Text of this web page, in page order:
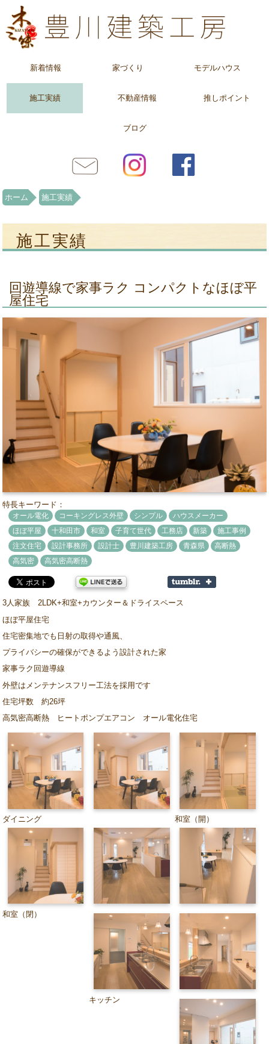
新着情報 家づくり モデルハウス
施工実績 不動産情報 推しポイント
ブログ
ホーム 施工実績
施工実績
回遊導線で家事ラク コンパクトなほぼ平
屋住宅
特長キーワード：
オール電化 コーキングレス外壁 シンプル ハウスメーカー
ほぼ平屋 十和田市 和室 子育て世代 工務店 新築 施工事例
注文住宅 設計事務所 設計士 豊川建築工房 青森県 高断熱
高気密 高気密高断熱
3人家族 2LDK+和室+カウンター＆ドライスペース
ほぼ平屋住宅
住宅密集地でも日射の取得や通風、
プライバシーの確保ができるよう設計された家
家事ラク回遊導線
外壁はメンテナンスフリー工法を採用です
住宅坪数 約26坪
高気密高断熱 ヒートポンプエアコン オール電化住宅
ダイニング 和室（開）
和室（閉）
キッチン